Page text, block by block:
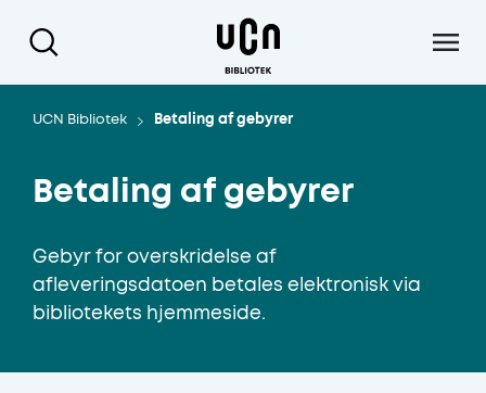
UCN Bibliotek Betaling af gebyrer
Betaling af gebyrer
Gebyr for overskridelse af
afleveringsdatoen betales elektronisk via
bibliotekets hjemmeside.